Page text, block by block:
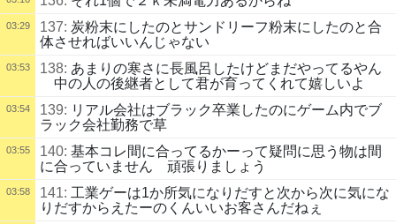
03:29 137: 炭粉末にしたのとサンドリーフ粉末にしたのと合
体させればいいんじゃない
03:53 138: あまりの寒さに長風呂したけどまだやってるやん
中の人の後継者として君が育ってくれて嬉しいよ
03:54 139: リアル会社はブラック卒業したのにゲーム内でブ
ラック会社勤務で草
03:55 140: 基本コレ間に合ってるかーって疑問に思う物は間
に合っていません 頑張りましょう
03:58 141: 工業ゲーは1か所気になりだすと次から次に気にな
りだすからえたーのくんいいお客さんだねぇ